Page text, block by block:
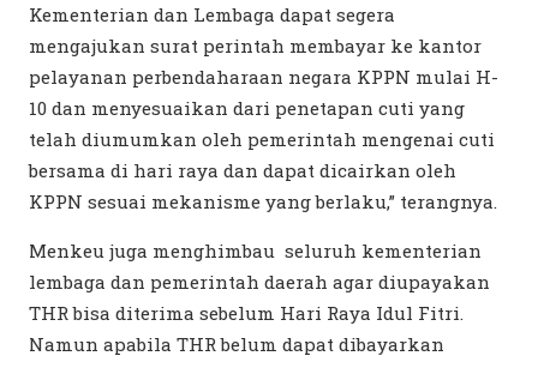
Kementerian dan Lembaga dapat segera
mengajukan surat perintah membayar ke kantor
pelayanan perbendaharaan negara KPPN mulai H-
10 dan menyesuaikan dari penetapan cuti yang
telah diumumkan oleh pemerintah mengenai cuti
bersama di hari raya dan dapat dicairkan oleh
KPPN sesuai mekanisme yang berlaku,” terangnya.
Menkeu juga menghimbau seluruh kementerian
lembaga dan pemerintah daerah agar diupayakan
THR bisa diterima sebelum Hari Raya Idul Fitri.
Namun apabila THR belum dapat dibayarkan